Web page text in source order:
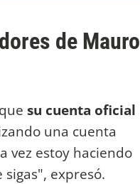
de Mauro
su cuenta oficial
una cuenta
vez estoy haciendo
expresó.